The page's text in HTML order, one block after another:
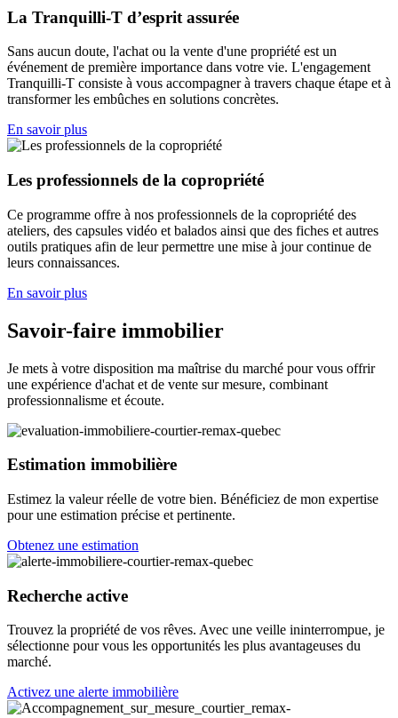
La Tranquilli-T d’esprit assurée
Sans aucun doute, l'achat ou la vente d'une propriété est un
événement de première importance dans votre vie. L'engagement
Tranquilli-T consiste à vous accompagner à travers chaque étape et à
transformer les embûches en solutions concrètes.
En savoir plus
Les professionnels de la copropriété
Ce programme offre à nos professionnels de la copropriété des
ateliers, des capsules vidéo et balados ainsi que des fiches et autres
outils pratiques afin de leur permettre une mise à jour continue de
leurs connaissances.
En savoir plus
Savoir-faire immobilier
Je mets à votre disposition ma maîtrise du marché pour vous offrir
une expérience d'achat et de vente sur mesure, combinant
professionnalisme et écoute.
Estimation immobilière
Estimez la valeur réelle de votre bien. Bénéficiez de mon expertise
pour une estimation précise et pertinente.
Obtenez une estimation
Recherche active
Trouvez la propriété de vos rêves. Avec une veille ininterrompue, je
sélectionne pour vous les opportunités les plus avantageuses du
marché.
Activez une alerte immobilière